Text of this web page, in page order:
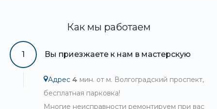
Как мы работаем
1 Вы приезжаете к нам в мастерскую
Адрес 4 мин. от м. Волгоградский проспект,
бесплатная парковка!
Многие неисправности ремонтируем при вас